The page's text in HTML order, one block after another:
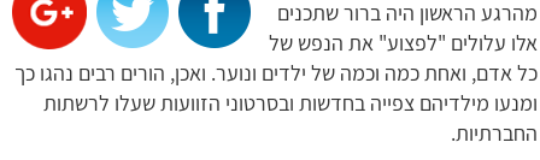
מהרגע הראשון היה ברור שתכנים
אלו עלולים "לפצוע" את הנפש של
כל אדם, ואחת כמה וכמה של ילדים ונוער. ואכן, הורים רבים נהגו כך
ומנעו מילדיהם צפייה בחדשות ובסרטוני הזוועות שעלו לרשתות
החברתיות.